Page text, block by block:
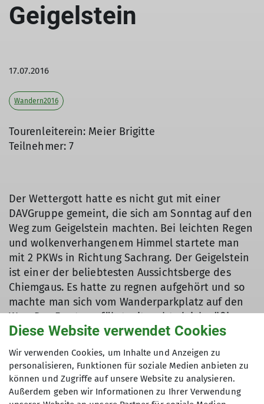
Geigelstein
17.07.2016
Wandern2016
Tourenleiterein: Meier Brigitte
Teilnehmer: 7
Der Wettergott hatte es nicht gut mit einer
DAVGruppe gemeint, die sich am Sonntag auf den
Weg zum Geigelstein machten. Bei leichten Regen
und wolkenverhangenem Himmel startete man
mit 2 PKWs in Richtung Sachrang. Der Geigelstein
ist einer der beliebtesten Aussichtsberge des
Chiemgaus. Es hatte zu regnen aufgehört und so
machte man sich vom Wanderparkplatz auf den
Weg. Der Forstweg führt mit recht gleichmäßiger
Steigung in den Wald nur einmal geht es bergab
bis zum Wasserfall und dann wieder stetig
bergauf. Nach einer halben Stunde steht am Weg
die Diensthütte, und wenig Meter weiter zweigt
des Jägersteig ab. Da es die letzten Tage sehr
Diese Website verwendet Cookies
Wir verwenden Cookies, um Inhalte und Anzeigen zu
personalisieren, Funktionen für soziale Medien anbieten zu
können und Zugriffe auf unsere Website zu analysieren.
Außerdem geben wir Informationen zu Ihrer Verwendung